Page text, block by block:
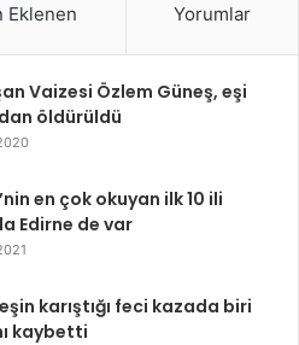
Eklenen Yorumlar
Vaizesi Özlem Güneş, eşi
öldürüldü
en çok okuyan ilk 10 ili
Edirne de var
karıştığı feci kazada biri
kaybetti